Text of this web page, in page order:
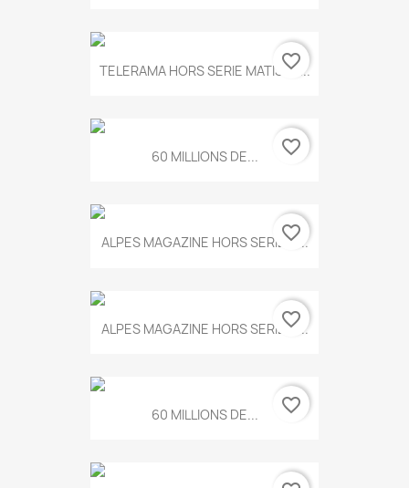
TELERAMA HORS SERIE MATISSE...
favorite_border
60 MILLIONS DE... favorite_border
ALPES MAGAZINE HORS SERIE N...
favorite_border
ALPES MAGAZINE HORS SERIE N...
favorite_border
60 MILLIONS DE... favorite_border